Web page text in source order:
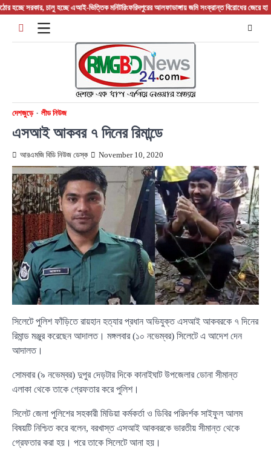
Skipচালু হচ্ছে এআই-ভিত্তিক মনিটরিংফরিদপুরের আলফাডাঙ্গায় জমি সংক্রান্ত বিরোধের জেরে হামলা আহত
দেশজুড়ে লীড নিউজ
এসআই আকবর ৭ দিনের রিমান্ডে
আরএমজি বিডি নিউজ ডেস্ক November 10, 2020
সিলেটে পুলিশ ফাঁড়িতে রায়হান হত্যার প্রধান অভিযুক্ত এসআই আকবরকে ৭ দিনের
রিমান্ড মঞ্জুর করেছেন আদালত। মঙ্গলবার (১০ নভেম্বর) সিলেটে এ আদেশ দেন
আদালত।
সোমবার (৯ নভেম্বর) দুপুর দেড়টার দিকে কানাইঘাট উপজেলার ডোনা সীমান্ত
এলাকা থেকে তাকে গ্রেফতার করে পুলিশ।
সিলেট জেলা পুলিশের সহকারী মিডিয়া কর্মকর্তা ও ডিবির পরিদর্শক সাইফুল আলম
বিষয়টি নিশ্চিত করে বলেন, বরখাস্ত এসআই আকবরকে ভারতীয় সীমান্ত থেকে
গ্রেফতার করা হয়। পরে তাকে সিলেটে আনা হয়।